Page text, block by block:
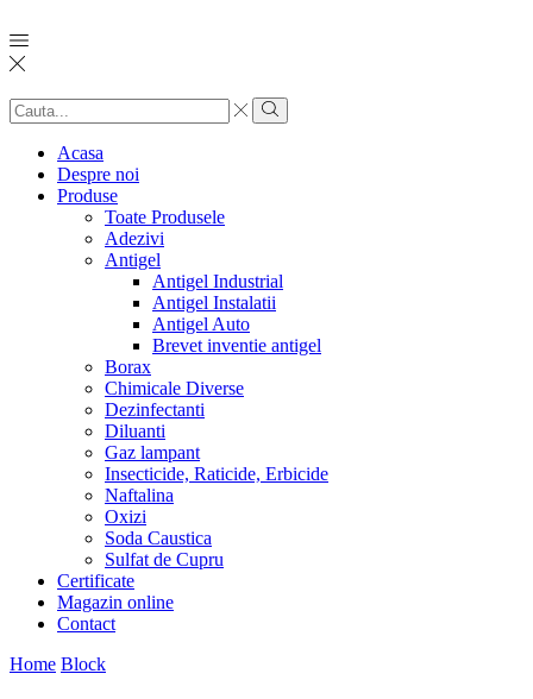
Search
input
Search
Acasa
Despre noi
Produse
Toate Produsele
Adezivi
Antigel
Antigel Industrial
Antigel Instalatii
Antigel Auto
Brevet inventie antigel
Borax
Chimicale Diverse
Dezinfectanti
Diluanti
Gaz lampant
Insecticide, Raticide, Erbicide
Naftalina
Oxizi
Soda Caustica
Sulfat de Cupru
Certificate
Magazin online
Contact
Home Block